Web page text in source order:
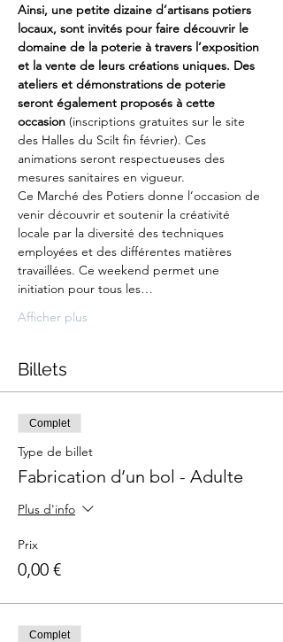
Ainsi, une petite dizaine d’artisans potiers
locaux, sont invités pour faire découvrir le
domaine de la poterie à travers l’exposition
et la vente de leurs créations uniques. Des
ateliers et démonstrations de poterie
seront également proposés à cette
occasion (inscriptions gratuites sur le site
des Halles du Scilt fin février). Ces
animations seront respectueuses des
mesures sanitaires en vigueur.
Ce Marché des Potiers donne l’occasion de
venir découvrir et soutenir la créativité
locale par la diversité des techniques
employées et des différentes matières
travaillées. Ce weekend permet une
initiation pour tous les…
Afficher plus
Billets
Complet
Type de billet
Fabrication d’un bol - Adulte
Plus d'info
Prix
0,00 €
Complet